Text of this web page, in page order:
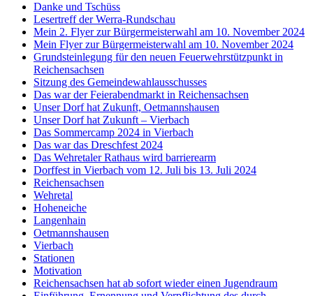
Danke und Tschüss
Lesertreff der Werra-Rundschau
Mein 2. Flyer zur Bürgermeisterwahl am 10. November 2024
Mein Flyer zur Bürgermeisterwahl am 10. November 2024
Grundsteinlegung für den neuen Feuerwehrstützpunkt in
Reichensachsen
Sitzung des Gemeindewahlausschusses
Das war der Feierabendmarkt in Reichensachsen
Unser Dorf hat Zukunft, Oetmannshausen
Unser Dorf hat Zukunft – Vierbach
Das Sommercamp 2024 in Vierbach
Das war das Dreschfest 2024
Das Wehretaler Rathaus wird barrierearm
Dorffest in Vierbach vom 12. Juli bis 13. Juli 2024
Reichensachsen
Wehretal
Hoheneiche
Langenhain
Oetmannshausen
Vierbach
Stationen
Motivation
Reichensachsen hat ab sofort wieder einen Jugendraum